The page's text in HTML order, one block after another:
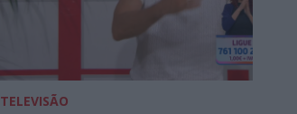
TELEVISÃO